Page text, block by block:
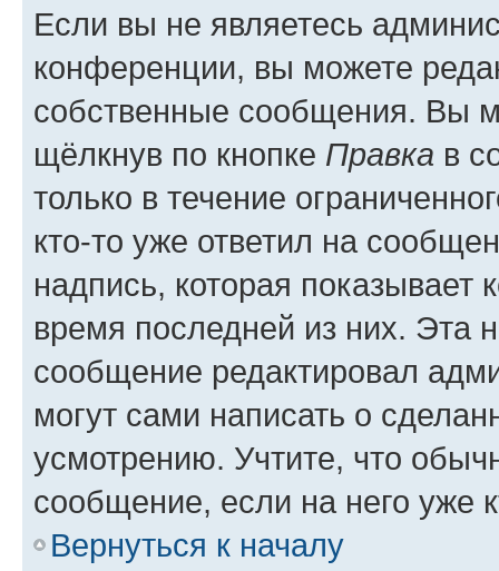
Если вы не являетесь
конференции, вы можете
собственные сообщения. Вы
щёлкнув по кнопке Правка в
только в течение
кто-то уже ответил на
надпись, которая показывает
время последней из них. Эта
сообщение редактировал
могут сами написать о
усмотрению. Учтите, что
сообщение, если на него уже
Вернуться к началу